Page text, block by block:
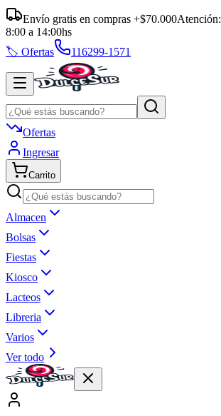
Envío gratis en compras +$70.000Atención:
8:00 a 14:00hs
🏷️ Ofertas
116299-1571
Ofertas
Ingresar
Carrito
Almacen
Bolsas
Fiestas
Kiosco
Lacteos
Libreria
Varios
Ver todo